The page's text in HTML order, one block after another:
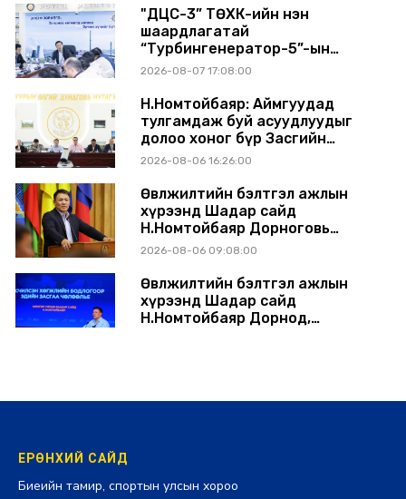
"ДЦС-3” ТӨХК-ийн нэн
шаардлагатай
“Турбингенератор-5”-ын
шинэчлэлийн төсвийг
2026-08-07 17:08:00
Н.Номтойбаяр: Аймгуудад
тулгамдаж буй асуудлуудыг
долоо хоног бүр Засгийн
газрын хуралдаанд
2026-08-06 16:26:00
Өвөлжилтийн бэлтгэл ажлын
хүрээнд Шадар сайд
Н.Номтойбаяр Дорноговь
аймагт ажиллав
2026-08-06 09:08:00
Өвөлжилтийн бэлтгэл ажлын
хүрээнд Шадар сайд
Н.Номтойбаяр Дорнод,
ЕРӨНХИЙ САЙД
Биеийн тамир, спортын улсын хороо